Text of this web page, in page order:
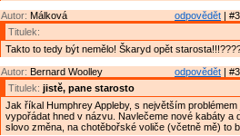
odpovědět |
Autor: Málková
Titulek:
Takto to tedy být nemělo! Škaryd opět
odpovědět |
Autor: Bernard Woolley
Titulek: jistě, pane starosto
Jak říkal Humphrey Appleby, s největším problémem
vypořádat hned v názvu. Navlečeme nové kabáty a
slovo změna, na chotěbořské voliče (včetně mě) to